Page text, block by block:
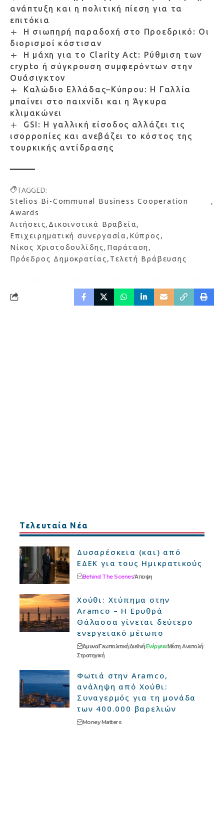
ανάπτυξη και η πολιτική πίεση για τα
επιτόκια
Η σιωπηρή παραδοχή στο Προεδρικό: Οι
διορισμοί κόστισαν
Η μάχη για το Clarity Act: Ρύθμιση των
crypto ή σύγκρουση συμφερόντων στην
Ουάσιγκτον
Καλώδιο Ελλάδας–Κύπρου: Η Γαλλία
μπαίνει στο παιχνίδι και η Άγκυρα
κλιμακώνει
GSI: Η γαλλική είσοδος αλλάζει τις
ισορροπίες και ανεβάζει το κόστος της
τουρκικής αντίδρασης
TAGGED:
Stelios Bi-Communal Business Cooperation
Awards
Αιτήσεις Δικοινοτικά Βραβεία
Επιχειρηματική συνεργασία Κύπρος
Νίκος Χριστοδουλίδης Παράταση
Πρόεδρος Δημοκρατίας Τελετή Βράβευσης
Τελευταία Νέα
Δυσαρέσκεια (και) από
ΕΔΕΚ για τους Ημικρατικούς
Behind The ScenesΆποψη
Χούθι: Χτύπημα στην
Aramco – Η Ερυθρά
Θάλασσα γίνεται δεύτερο
ενεργειακό μέτωπο
ΆμυναΓεωπολιτικήΔιεθνήΕνέργειαΜέση Ανατολή
Στρατηγική
Φωτιά στην Aramco,
ανάληψη από Χούθι:
Συναγερμός για τη μονάδα
των 400.000 βαρελιών
Money Matters